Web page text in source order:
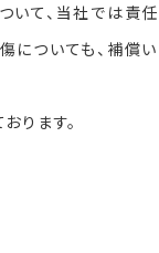
いて、当社では責
ついても、補償い
ります。